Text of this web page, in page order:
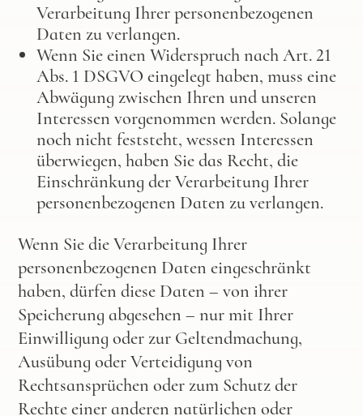
Verarbeitung Ihrer personenbezogenen
Daten zu verlangen.
Wenn Sie einen Widerspruch nach Art. 21
Abs. 1 DSGVO eingelegt haben, muss eine
Abwägung zwischen Ihren und unseren
Interessen vorgenommen werden. Solange
noch nicht feststeht, wessen Interessen
überwiegen, haben Sie das Recht, die
Einschränkung der Verarbeitung Ihrer
personenbezogenen Daten zu verlangen.
Wenn Sie die Verarbeitung Ihrer
personenbezogenen Daten eingeschränkt
haben, dürfen diese Daten – von ihrer
Speicherung abgesehen – nur mit Ihrer
Einwilligung oder zur Geltendmachung,
Ausübung oder Verteidigung von
Rechtsansprüchen oder zum Schutz der
Rechte einer anderen natürlichen oder